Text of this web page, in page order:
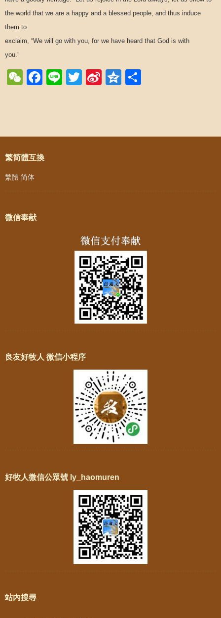
the world that we are a happy and a blessed people, and thus induce
them to
exclaim, “We will go with you, for we have heard that God is with
you.”
WeChat
Facebook
LineTwitter
SinaQzone
Post navigation
繁简體互換
繁體 简体
微信奉献
良友好牧人 微信小程序
好牧人微信公眾號 ly_haomuren
站內搜尋